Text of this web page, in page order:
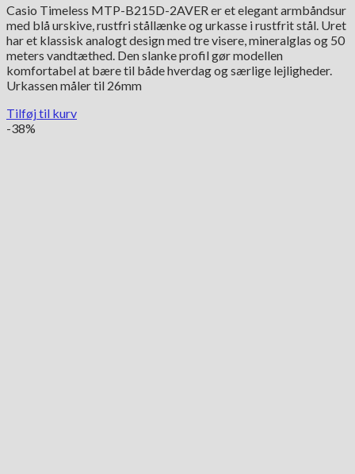
Casio Timeless MTP-B215D-2AVER er et elegant armbåndsur
med blå urskive, rustfri stållænke og urkasse i rustfrit stål. Uret
har et klassisk analogt design med tre visere, mineralglas og 50
meters vandtæthed. Den slanke profil gør modellen
komfortabel at bære til både hverdag og særlige lejligheder.
Urkassen måler til 26mm
Tilføj til kurv
-38%